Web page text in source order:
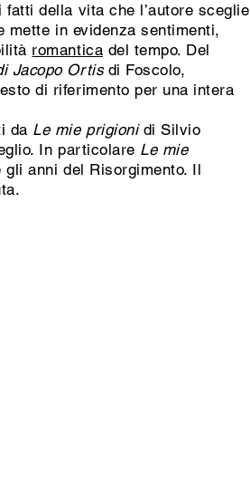
della vita che l’autore sceglie
in evidenza sentimenti,
romantica del tempo. Del
Jacopo Ortisdi Foscolo,
di riferimento per una intera
da Le mie prigionidi Silvio
In particolare Le mie
anni del Risorgimento. Il